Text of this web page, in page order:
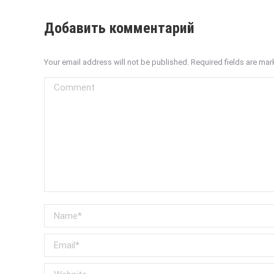
Добавить комментарий
Your email address will not be published. Required fields are
Comment
Name *
Email *
Website